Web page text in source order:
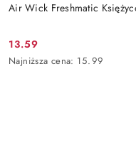
Air Wick Freshmatic
Cena
promocyjna:
13.59
Najniższa
Najniższa cena: 15.99